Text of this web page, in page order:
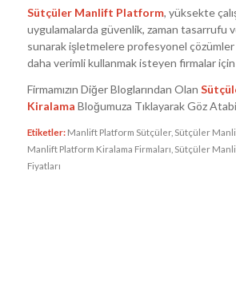
Sütçüler Manlift Platform, yüksekte
uygulamalarda güvenlik, zaman tasarrufu
sunarak işletmelere profesyonel
daha verimli kullanmak isteyen firmalar
Firmamızın Diğer Bloglarından Olan
Kiralama Bloğumuza Tıklayarak Göz
Etiketler: Manlift Platform Sütçüler, Sütçüler
Manlift Platform Kiralama Firmaları Sütçüler
Fiyatları